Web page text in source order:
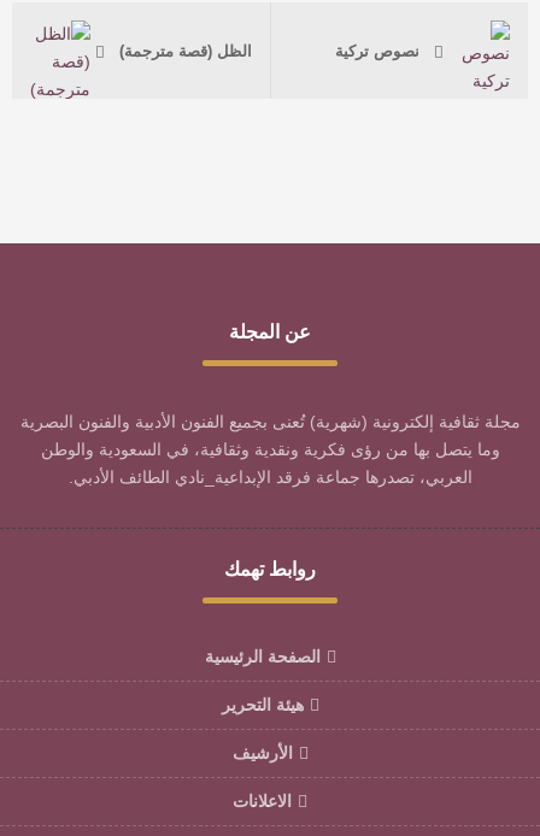
نصوص تركية الظل (قصة مترجمة)
عن المجلة
مجلة ثقافية إلكترونية (شهرية) تُعنى بجميع الفنون الأدبية والفنون البصرية
وما يتصل بها من رؤى فكرية ونقدية وثقافية، في السعودية والوطن
العربي، تصدرها جماعة فرقد الإبداعية_نادي الطائف الأدبي.
روابط تهمك
الصفحة الرئيسية
هيئة التحرير
الأرشيف
الاعلانات